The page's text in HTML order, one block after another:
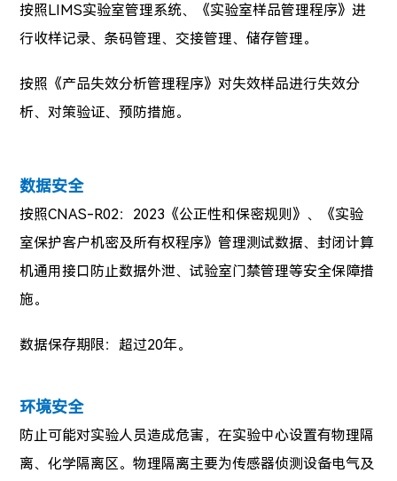
按照LIMS实验室管理系统、《实验室样品管理程序》进
行收样记录、条码管理、交接管理、储存管理。
按照 《产品失效分析管理程序》对失效样品进行失效分
析、对策验证、预防措施。
数据安全
按照CNAS-R02：2023《公正性和保密规则》、《实验
室保护客户机密及所有权程序》管理测试数据、封闭计算
机通用接口防止数据外泄、试验室门禁管理等安全保障措
施。
数据保存期限：超过20年。
环境安全
防止可能对实验人员造成危害，在实验中心设置有物理隔
离、化学隔离区。物理隔离主要为传感器侦测设备电气及